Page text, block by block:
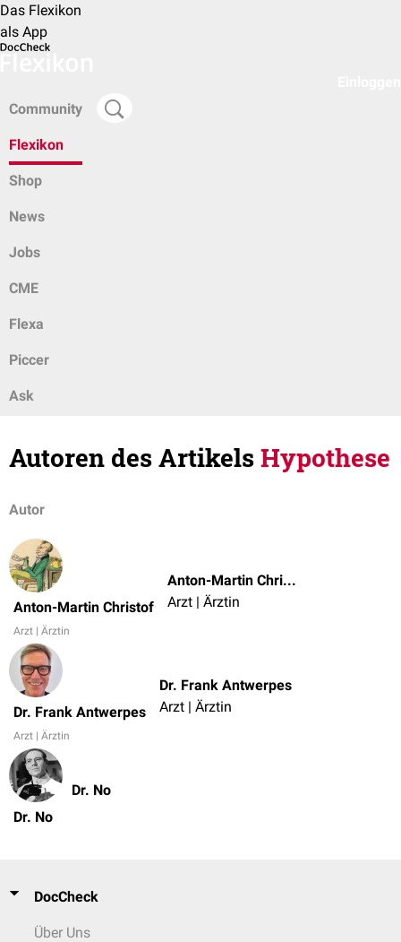
Das Flexikon
als App
Community
Flexikon
Shop
News
Jobs
CME
Flexa
Piccer
Ask
Autoren des ArtikelsHypothese
Autor
Anton-Martin Christof
Arzt | Ärztin
Anton-Martin Christof
Arzt | Ärztin
Dr. Frank Antwerpes
Arzt | Ärztin
Dr. Frank Antwerpes
Arzt | Ärztin
Dr. No
Dr. No
DocCheck
Über Uns